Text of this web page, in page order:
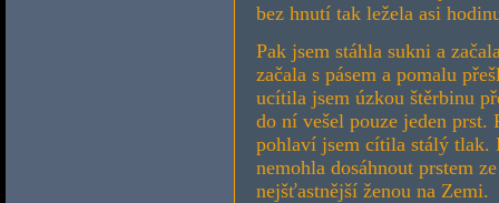
bez hnutí tak ležela asi
Pak jsem stáhla sukni a
začala s pásem a pomalu
ucítila jsem úzkou štěrbinu
do ní vešel pouze jeden prst.
pohlaví jsem cítila stálý tlak.
nemohla dosáhnout prstem
nejšťastnější ženou na Zemi.